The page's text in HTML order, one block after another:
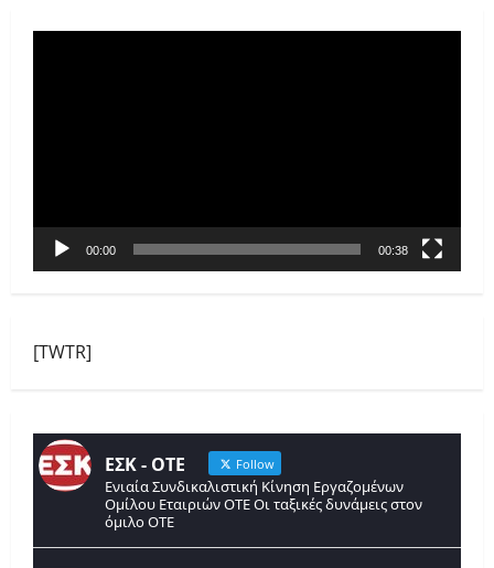
00:00 00:38
[TWTR]
ΕΣΚ - ΟΤΕ Follow
Ενιαία Συνδικαλιστική Κίνηση Εργαζομένων
Ομίλου Εταιριών ΟΤΕ Οι ταξικές δυνάμεις στον
όμιλο ΟΤΕ